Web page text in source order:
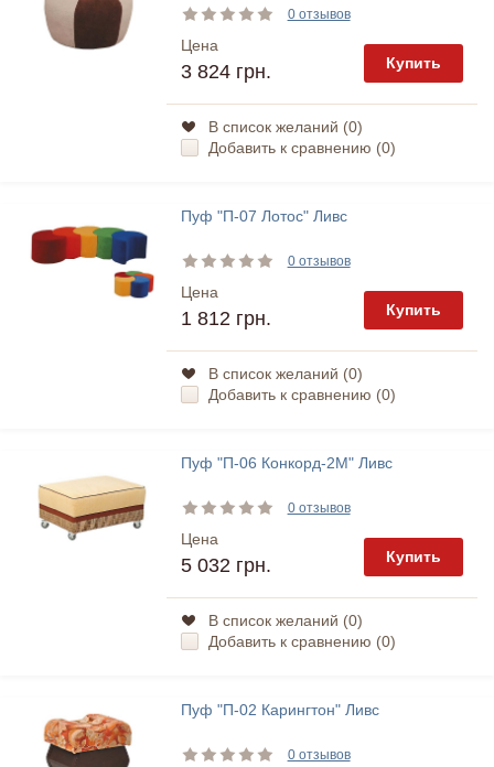
0 отзывов
Цена
3 824 грн. Купить
В список желаний (0)
Добавить к сравнению (0)
Пуф "П-07 Лотос" Ливс
0 отзывов
Цена
1 812 грн. Купить
В список желаний (0)
Добавить к сравнению (0)
Пуф "П-06 Конкорд-2М" Ливс
0 отзывов
Цена
5 032 грн. Купить
В список желаний (0)
Добавить к сравнению (0)
Пуф "П-02 Карингтон" Ливс
0 отзывов